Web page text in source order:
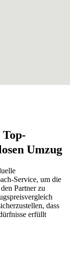
Umzug
Service, um die
Partner zu
dass
erfüllt